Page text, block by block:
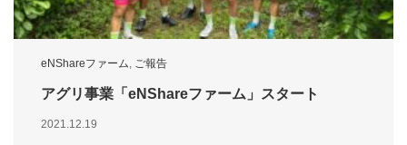
eNShareファーム, ご報告
アグリ事業「eNShareファーム」スタート
2021.12.19